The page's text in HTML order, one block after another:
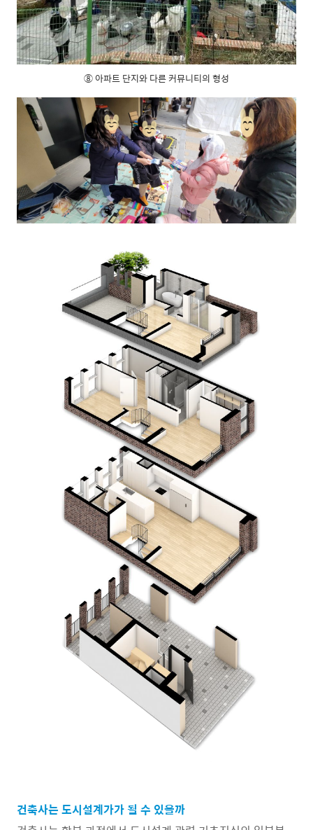
⑧ 아파트 단지와 다른 커뮤니티의 형성
건축사는 도시설계가가 될 수 있을까